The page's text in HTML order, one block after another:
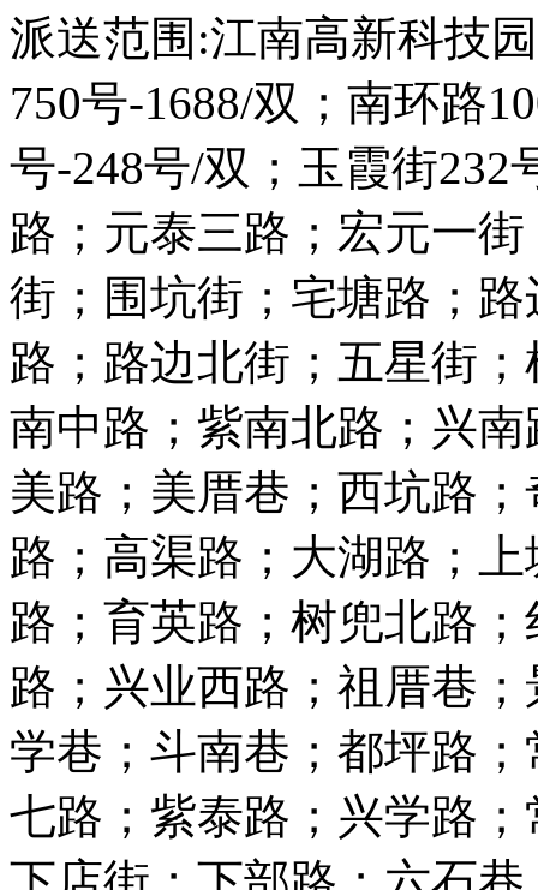
派送范围:江南高新科技
750号-1688/双；南环路
号-248号/双；玉霞街
路；元泰三路；宏元一
街；围坑街；宅塘路；
路；路边北街；五星街
南中路；紫南北路；兴
美路；美厝巷；西坑路
路；高渠路；大湖路；
路；育英路；树兜北路
路；兴业西路；祖厝巷
学巷；斗南巷；都坪路
七路；紫泰路；兴学路